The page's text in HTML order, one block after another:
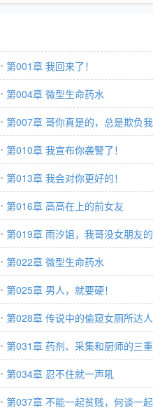
第001章 我回来了！
第004章 微型生命药水
第007章 哥你真是的，总是欺负我
第010章 我宣布你袭警了！
第013章 我会对你更好的！
第016章 高高在上的前女友
第019章 雨汐姐，我哥没女朋友的
第022章 微型生命药水
第025章 男人，就要硬！
第028章 传说中的偷窥女厕所达人
第031章 药剂、采集和厨师的三重
运用
第034章 忍不住就一声吼
第037章 不能一起贫贱，何谈一起